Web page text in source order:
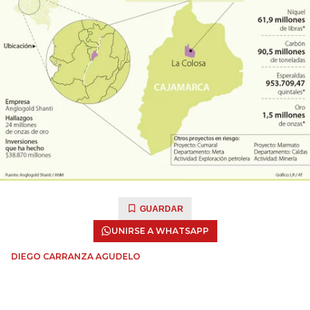
GUARDAR
UNIRSE A WHATSAPP
DIEGO CARRANZA AGUDELO